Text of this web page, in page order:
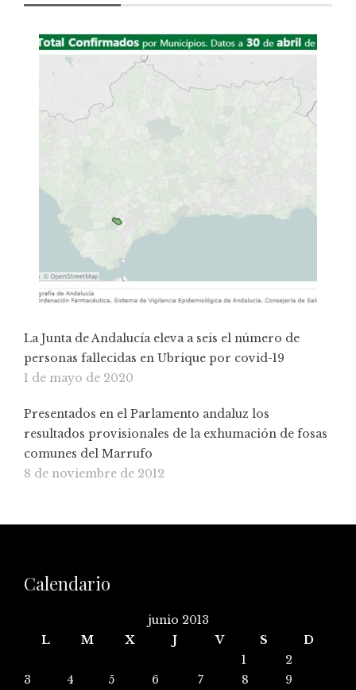
La Junta de Andalucía eleva a seis el número de
personas fallecidas en Ubrique por covid-19
1 de mayo de 2020
Presentados en el Parlamento andaluz los
resultados provisionales de la exhumación de fosas
comunes del Marrufo
8 de noviembre de 2012
Calendario
junio 2013
L
M X J V S
D
1
2
3
4 5 6 7 8
9